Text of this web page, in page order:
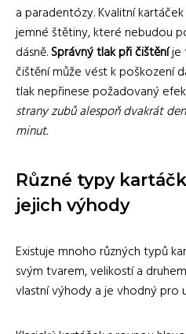
a paradentózy. Kvalitní
jemné štětiny, které nebudou
dásně.Správný tlak při čištěníje
čištění může vést k poškození
tlak nepřinese požadovaný
strany zubů alespoň dvakrát
minut.
Různé typy
jejich výhody
Existuje mnoho různých typů
svým tvarem, velikostí a
vlastní výhody a je vhodný pro